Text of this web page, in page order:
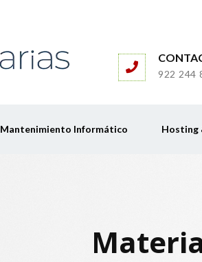
922 244
Mantenimiento Informático Hosting